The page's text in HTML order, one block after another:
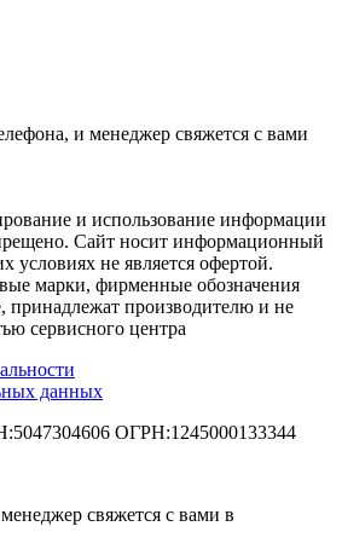
и менеджер свяжется с вами
и использование информации
Сайт носит информационный
условиях не является офертой.
марки, фирменные обозначения
принадлежат производителю и не
сервисного центра
данных
ОГРН:1245000133344
свяжется с вами в